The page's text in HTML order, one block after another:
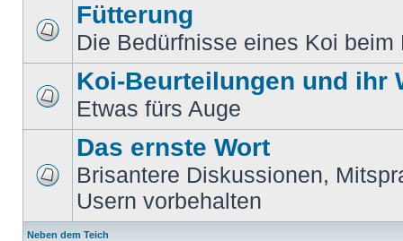
Fütterung
Die Bedürfnisse eines Koi beim
Koi-Beurteilungen und ihr
Etwas fürs Auge
Das ernste Wort
Brisantere Diskussionen,
Usern vorbehalten
Neben dem Teich